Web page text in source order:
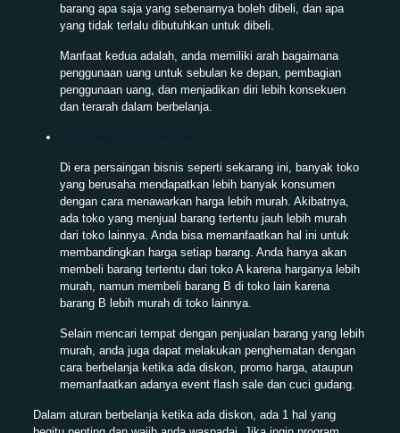
barang apa saja yang sebenarnya boleh dibeli, dan apa
yang tidak terlalu dibutuhkan untuk dibeli.
Manfaat kedua adalah, anda memiliki arah bagaimana
penggunaan uang untuk sebulan ke depan, pembagian
penggunaan uang, dan menjadikan diri lebih konsekuen
dan terarah dalam berbelanja.
Di era persaingan bisnis seperti sekarang ini, banyak toko
yang berusaha mendapatkan lebih banyak konsumen
dengan cara menawarkan harga lebih murah. Akibatnya,
ada toko yang menjual barang tertentu jauh lebih murah
dari toko lainnya. Anda bisa memanfaatkan hal ini untuk
membandingkan harga setiap barang. Anda hanya akan
membeli barang tertentu dari toko A karena harganya lebih
murah, namun membeli barang B di toko lain karena
barang B lebih murah di toko lainnya.
Selain mencari tempat dengan penjualan barang yang lebih
murah, anda juga dapat melakukan penghematan dengan
cara berbelanja ketika ada diskon, promo harga, ataupun
memanfaatkan adanya event flash sale dan cuci gudang.
Dalam aturan berbelanja ketika ada diskon, ada 1 hal yang